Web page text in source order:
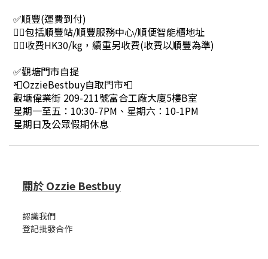
✅順豐(運費到付)
👉🏻包括順豐站/順豐服務中心/順便智能櫃地址
👉🏻收費HK30/kg，續重另收費(收費以順豐為準)
✅觀塘門市自提
📮OzzieBestbuy自取門市📮
觀塘偉業街 209-211號富合工廠大廈5樓B室
星期一至五：10:30-7PM、星期六：10-1PM
星期日及公眾假期休息
關於 Ozzie Bestbuy
認識我們
登記批發合作